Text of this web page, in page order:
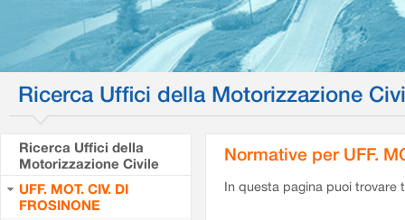
Ricerca Uffici della Motorizzazione
Ricerca Uffici della
Motorizzazione Civile
UFF. MOT. CIV. DI
FROSINONE
Normative per UFF.
In questa pagina puoi